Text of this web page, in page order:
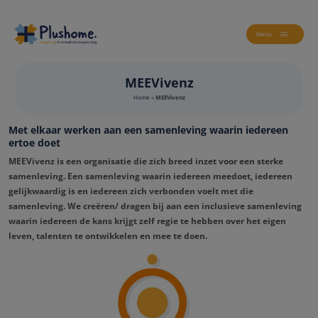
Menu
MEEVivenz
Home »MEEVivenz
Met elkaar werken aan een samenleving waarin iedereen
ertoe doet
MEEVivenz is een organisatie die zich breed inzet voor een sterke
samenleving. Een samenleving waarin iedereen meedoet, iedereen
gelijkwaardig is en iedereen zich verbonden voelt met die
samenleving. We creëren/ dragen bij aan een inclusieve samenleving
waarin iedereen de kans krijgt zelf regie te hebben over het eigen
leven, talenten te ontwikkelen en mee te doen.